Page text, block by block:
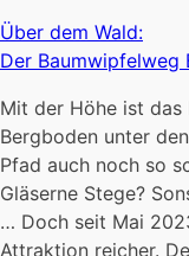
Über dem Wald:
Der Baumwipfelweg
Mit der Höhe ist das
Bergboden unter
Pfad auch noch so
Gläserne Stege?
… Doch seit Mai
Attraktion reicher.